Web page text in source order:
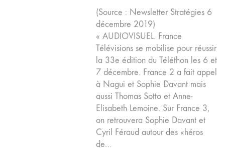
(Source : Newsletter Stratégies 6
décembre 2019)
« AUDIOVISUEL. France
Télévisions se mobilise pour réussir
la 33e édition du Téléthon les 6 et
7 décembre. France 2 a fait appel
à Nagui et Sophie Davant mais
aussi Thomas Sotto et Anne-
Elisabeth Lemoine. Sur France 3,
on retrouvera Sophie Davant et
Cyril Féraud autour des «héros
de…